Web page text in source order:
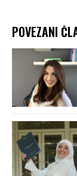
POVEZANI